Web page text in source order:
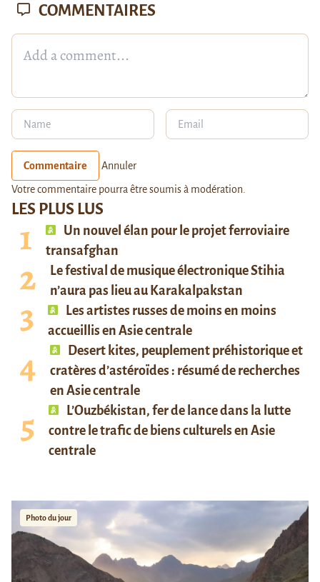
LES PLUS LUS
Un nouvel élan pour le projet ferroviaire
transafghan
Le festival de musique électronique Stihia
n’aura pas lieu au Karakalpakstan
Les artistes russes de moins en moins
accueillis en Asie centrale
Desert kites, peuplement préhistorique et
cratères d’astéroïdes : résumé de recherches
en Asie centrale
L’Ouzbékistan, fer de lance dans la lutte
contre le trafic de biens culturels en Asie
centrale
Photo du jour
COMMENTAIRES
Commentaire Annuler
Votre commentaire pourra être soumis à modération.